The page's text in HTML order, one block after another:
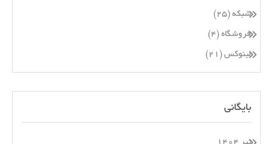
شبکه (۲۵)
فروشگاه (۴)
لینوکس (۲۱)
بایگانی